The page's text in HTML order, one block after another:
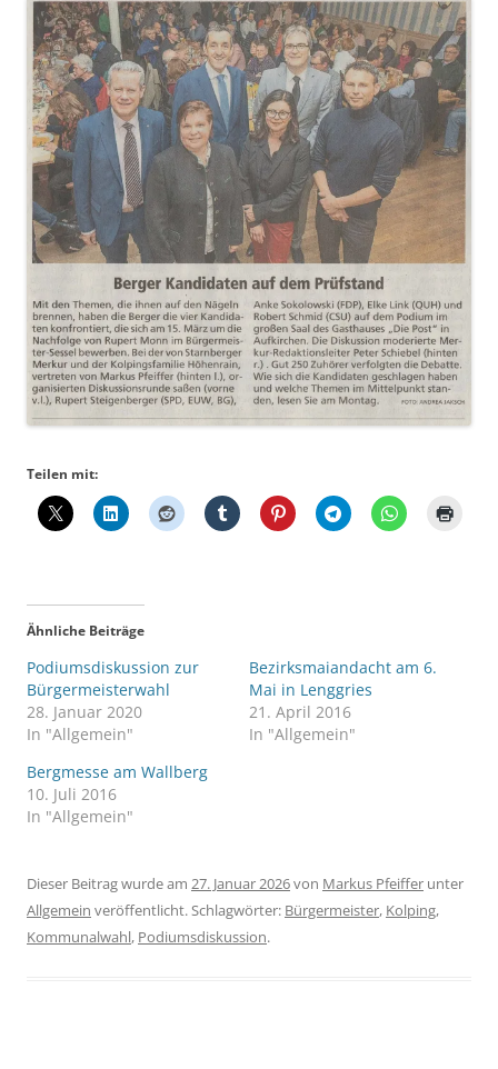
Teilen mit:
Ähnliche Beiträge
Podiumsdiskussion zur
Bürgermeisterwahl
28. Januar 2020
In "Allgemein"
Bezirksmaiandacht am 6.
Mai in Lenggries
21. April 2016
In "Allgemein"
Bergmesse am Wallberg
10. Juli 2016
In "Allgemein"
Dieser Beitrag wurde am 27. Januar 2026von Markus Pfeiffer unter
Allgemein veröffentlicht. Schlagwörter: Bürgermeister, Kolping,
Kommunalwahl, Podiumsdiskussion.